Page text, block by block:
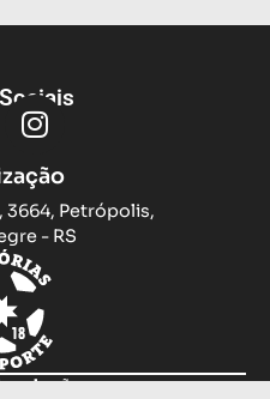
3664, Petrópolis,
- RS